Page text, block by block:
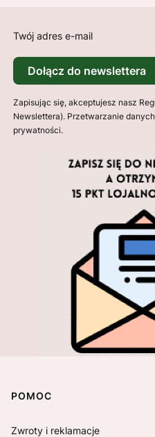
Twój adres e-mail
Dołącz do newslettera
Zapisując się, akceptujesz nasz
Newslettera). Przetwarzanie
prywatności.
Linki w stopce
POMOC
Zwroty i reklamacje